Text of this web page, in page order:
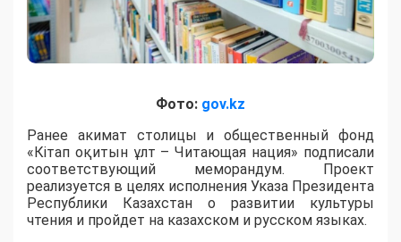
Фото: gov.kz
Ранее акимат столицы и общественный фонд
«Кітап оқитын ұлт – Читающая нация» подписали
соответствующий меморандум. Проект
реализуется в целях исполнения Указа Президента
Республики Казахстан о развитии культуры
чтения и пройдет на казахском и русском языках.